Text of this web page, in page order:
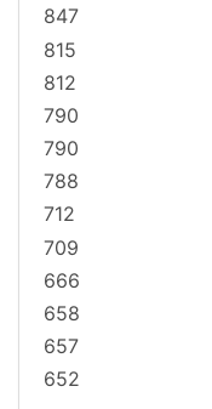
847
815
812
790
790
788
712
709
666
658
657
652